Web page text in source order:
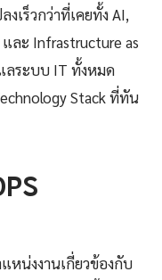
เร็วกว่าที่เคยทั้ง AI,
ละ Infrastructure as
ลระบบ IT ทั้งหมด
Stack ที่ทัน
หน่งงานเกี่ยวข้องกับ